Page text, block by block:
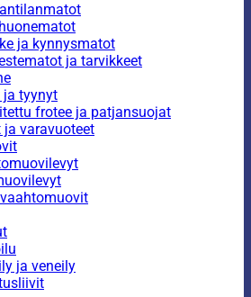
ja kynnysmatot
ja tarvikkeet
ja tyynyt
frotee ja patjansuojat
ja varavuoteet
ja veneily